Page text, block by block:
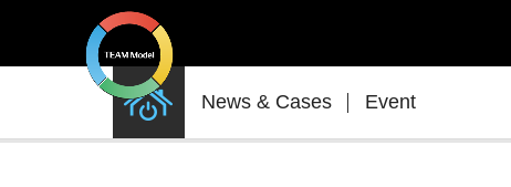
News & Cases Event